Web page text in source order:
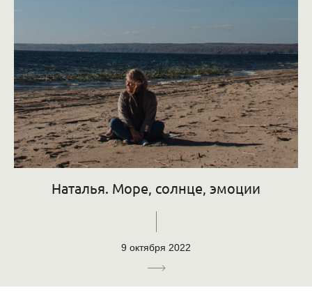
Наталья. Море, солнце, эмоции
9 октября 2022